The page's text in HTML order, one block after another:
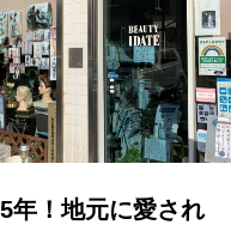
年！地元に愛され